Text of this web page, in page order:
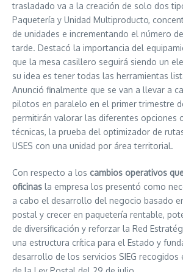
trasladado va a la creación de solo dos
Paquetería y Unidad Multiproducto,
de unidades e incrementando el número
tarde. Destacó la importancia del
que la mesa casillero seguirá siendo un
su idea es tener todas las herramientas
Anunció finalmente que se van a llevar a
pilotos en paralelo en el primer trimestre
permitirán valorar las diferentes opciones
técnicas, la prueba del optimizador de
USES con una unidad por área territorial.
Con respecto a los cambios operativos
oficinas la empresa los presentó como
a cabo el desarrollo del negocio basado
postal y crecer en paquetería rentable,
de diversificación y reforzar la Red
una estructura crítica para el Estado y
desarrollo de los servicios SIEG recogidos